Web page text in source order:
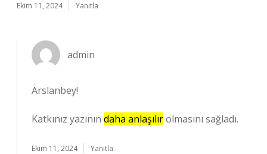
Ekim 11, 2024 Yanıtla
admin
Arslanbey!
Katkınız yazının daha anlaşılırolmasını sağladı.
Ekim 11, 2024 Yanıtla